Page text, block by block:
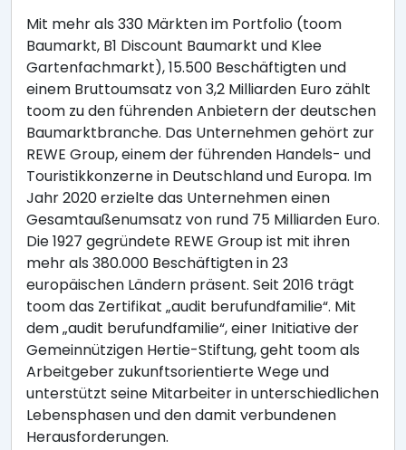
Mit mehr als 330 Märkten im Portfolio (toom
Baumarkt, B1 Discount Baumarkt und Klee
Gartenfachmarkt), 15.500 Beschäftigten und
einem Bruttoumsatz von 3,2 Milliarden Euro zählt
toom zu den führenden Anbietern der deutschen
Baumarktbranche. Das Unternehmen gehört zur
REWE Group, einem der führenden Handels- und
Touristikkonzerne in Deutschland und Europa. Im
Jahr 2020 erzielte das Unternehmen einen
Gesamtaußenumsatz von rund 75 Milliarden Euro.
Die 1927 gegründete REWE Group ist mit ihren
mehr als 380.000 Beschäftigten in 23
europäischen Ländern präsent. Seit 2016 trägt
toom das Zertifikat „audit berufundfamilie“. Mit
dem „audit berufundfamilie“, einer Initiative der
Gemeinnützigen Hertie-Stiftung, geht toom als
Arbeitgeber zukunftsorientierte Wege und
unterstützt seine Mitarbeiter in unterschiedlichen
Lebensphasen und den damit verbundenen
Herausforderungen.